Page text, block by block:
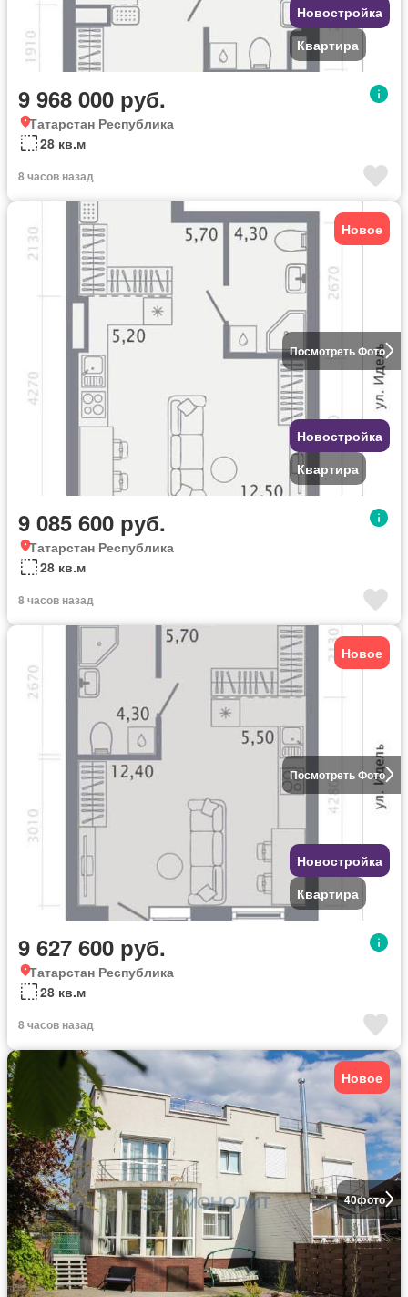
Новостройка
Квартира
9 968 000 руб.
Татарстан Республика
28 кв.м
8 часов назад
Посмотреть Фото
Новое
Новостройка
Квартира
9 085 600 руб.
Татарстан Республика
28 кв.м
8 часов назад
Посмотреть Фото
Новое
Новостройка
Квартира
9 627 600 руб.
Татарстан Республика
28 кв.м
8 часов назад
40фото
Новое